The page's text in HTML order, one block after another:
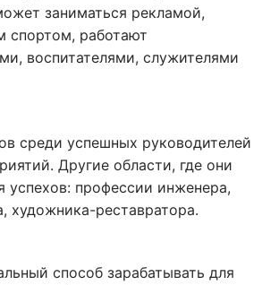
заниматься рекламой,
спортом, работают
воспитателями, служителями
среди успешных руководителей
Другие области, где они
успехов: профессии инженера,
художника-реставратора.
способ зарабатывать для